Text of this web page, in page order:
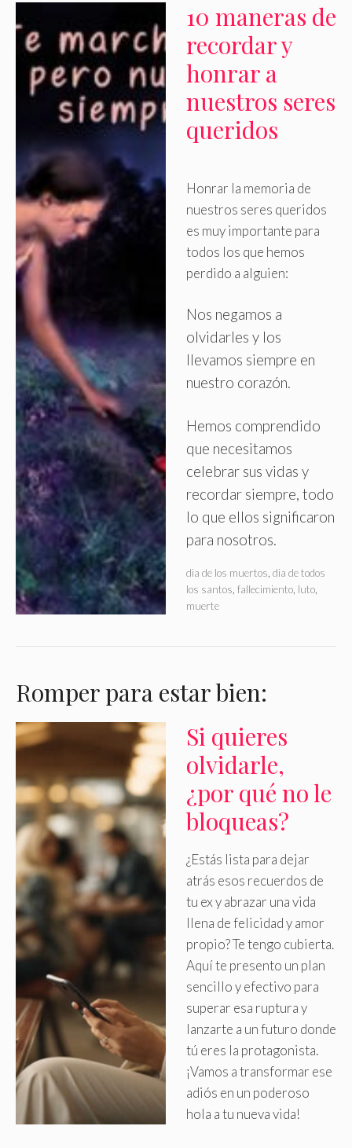
10 maneras de
recordar y
honrar a
nuestros seres
queridos
Honrar la memoria de
nuestros seres queridos
es muy importante para
todos los que hemos
perdido a alguien:
Nos negamos a
olvidarles y los
llevamos siempre en
nuestro corazón.
Hemos comprendido
que necesitamos
celebrar sus vidas y
recordar siempre, todo
lo que ellos significaron
para nosotros.
dia de los muertos dia de todos
los santos fallecimiento, luto,
muerte
Romper para estar bien:
Si quieres
olvidarle,
¿por qué no le
bloqueas?
¿Estás lista para dejar
atrás esos recuerdos de
tu ex y abrazar una vida
llena de felicidad y amor
propio? Te tengo cubierta.
Aquí te presento un plan
sencillo y efectivo para
superar esa ruptura y
lanzarte a un futuro donde
tú eres la protagonista.
¡Vamos a transformar ese
adiós en un poderoso
hola a tu nueva vida!